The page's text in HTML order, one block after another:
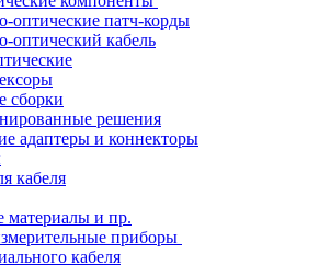
оптические патч-корды
оптический кабель
сборки
решения
адаптеры и коннекторы
кабеля
материалы и пр.
приборы
кабеля